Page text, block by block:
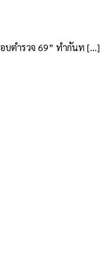
บตำรวจ 69” ทำกันท […]